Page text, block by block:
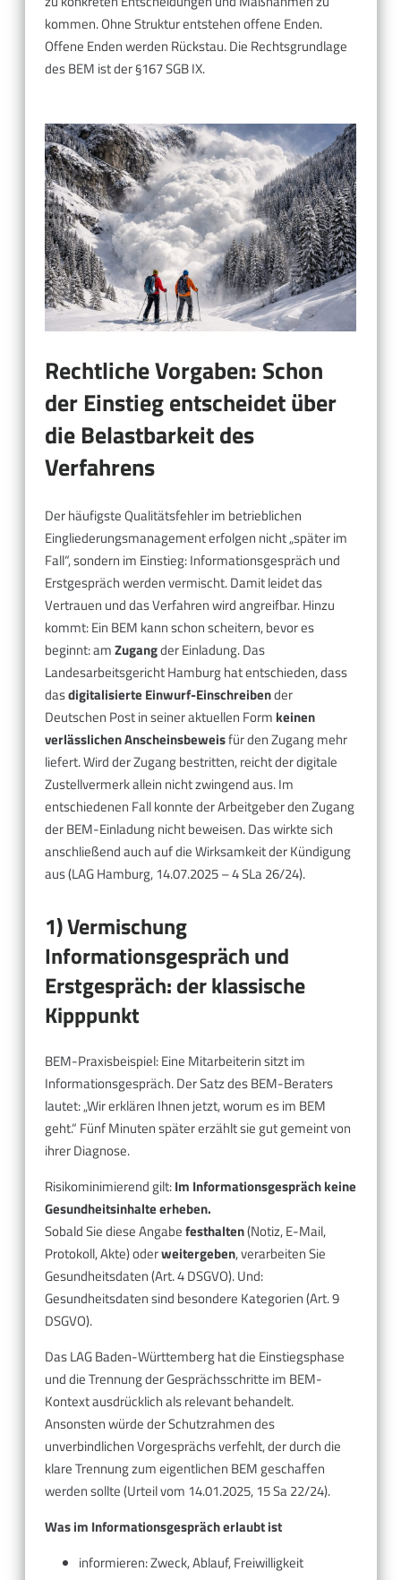
kommen. Ohne Struktur entstehen offene Enden.
Offene Enden werden Rückstau. Die Rechtsgrundlage
des BEM ist der §167 SGB IX.
Rechtliche Vorgaben: Schon
der Einstieg entscheidet über
die Belastbarkeit des
Verfahrens
Der häufigste Qualitätsfehler im betrieblichen
Eingliederungsmanagement erfolgen nicht „später im
Fall“, sondern im Einstieg: Informationsgespräch und
Erstgespräch werden vermischt. Damit leidet das
Vertrauen und das Verfahren wird angreifbar. Hinzu
kommt: Ein BEM kann schon scheitern, bevor es
beginnt: amZugangder Einladung. Das
Landesarbeitsgericht Hamburg hat entschieden, dass
dasdigitalisierte Einwurf-Einschreibender
Deutschen Post in seiner aktuellen Form keinen
verlässlichen Anscheinsbeweisfür den Zugang mehr
liefert. Wird der Zugang bestritten, reicht der digitale
Zustellvermerk allein nicht zwingend aus. Im
entschiedenen Fall konnte der Arbeitgeber den Zugang
der BEM-Einladung nicht beweisen. Das wirkte sich
anschließend auch auf die Wirksamkeit der Kündigung
aus (LAG Hamburg, 14.07.2025 – 4 SLa 26/24).
1) Vermischung
Informationsgespräch und
Erstgespräch: der klassische
Kipppunkt
BEM-Praxisbeispiel: Eine Mitarbeiterin sitzt im
Informationsgespräch. Der Satz des BEM-Beraters
lautet: „Wir erklären Ihnen jetzt, worum es im BEM
geht.“ Fünf Minuten später erzählt sie gut gemeint von
ihrer Diagnose.
Risikominimierend gilt:Im Informationsgespräch keine
Gesundheitsinhalte erheben.
Sobald Sie diese Angabefesthalten(Notiz, E-Mail,
Protokoll, Akte) oderweitergeben, verarbeiten Sie
Gesundheitsdaten (Art. 4 DSGVO). Und:
Gesundheitsdaten sind besondere Kategorien (Art. 9
DSGVO).
Das LAG Baden-Württemberg hat die Einstiegsphase
und die Trennung der Gesprächsschritte im BEM-
Kontext ausdrücklich als relevant behandelt.
Ansonsten würde der Schutzrahmen des
unverbindlichen Vorgesprächs verfehlt, der durch die
klare Trennung zum eigentlichen BEM geschaffen
werden sollte (Urteil vom 14.01.2025, 15 Sa 22/24).
Was im Informationsgespräch erlaubt ist
informieren: Zweck, Ablauf, Freiwilligkeit